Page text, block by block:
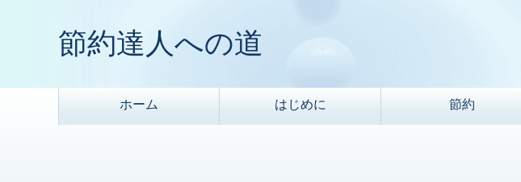
節約達人への道
ホーム はじめに 節約